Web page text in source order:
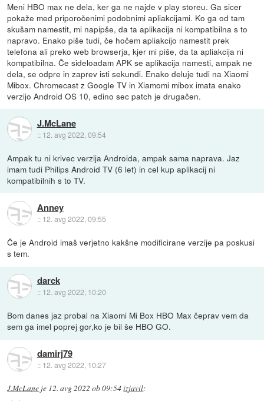
Meni HBO max ne dela, ker ga ne najde v play storeu. Ga sicer
pokaže med priporočenimi podobnimi apliakcijami. Ko ga od tam
skušam namestit, mi napipše, da ta aplikacija ni kompatibilna s to
napravo. Enako piše tudi, če hočem apliakcijo namestit prek
telefona ali preko web browserja, kjer mi piše, da ta apliakcija ni
kompatibilna. Če sideloadam APK se aplikacija namesti, ampak ne
dela, se odpre in zaprev isti sekundi. Enako deluje tudi na Xiaomi
Mibox. Chromecast z Google TV in Xiamomi mibox imata enako
verzijo Android OS 10, edino sec patch je drugačen.
J.McLane
:: 12. avg 2022, 09:54
Ampak tu ni krivec verzija Androida, ampak sama naprava. Jaz
imam tudi Philips Android TV (6 let) in cel kup aplikacij ni
kompatibilnih s to TV.
Anney
:: 12. avg 2022, 09:55
Če je Android imaš verjetno kakšne modificirane verzije pa poskusi
s tem.
darck
:: 12. avg 2022, 10:20
Bom danes jaz probal na Xiaomi Mi Box HBO Max čeprav vem da
sem ga imel poprej gor,ko je bil še HBO GO.
damirj79
:: 12. avg 2022, 10:27
J.McLane je 12. avg 2022 ob 09:54izjavil: